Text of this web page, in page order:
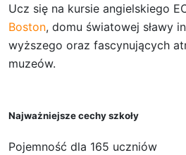
Ucz się na kursie angielskiego
Boston, domu światowej sławy
wyższego oraz fascynujących
muzeów.
Najważniejsze cechy szkoły
Pojemność dla 165 uczniów